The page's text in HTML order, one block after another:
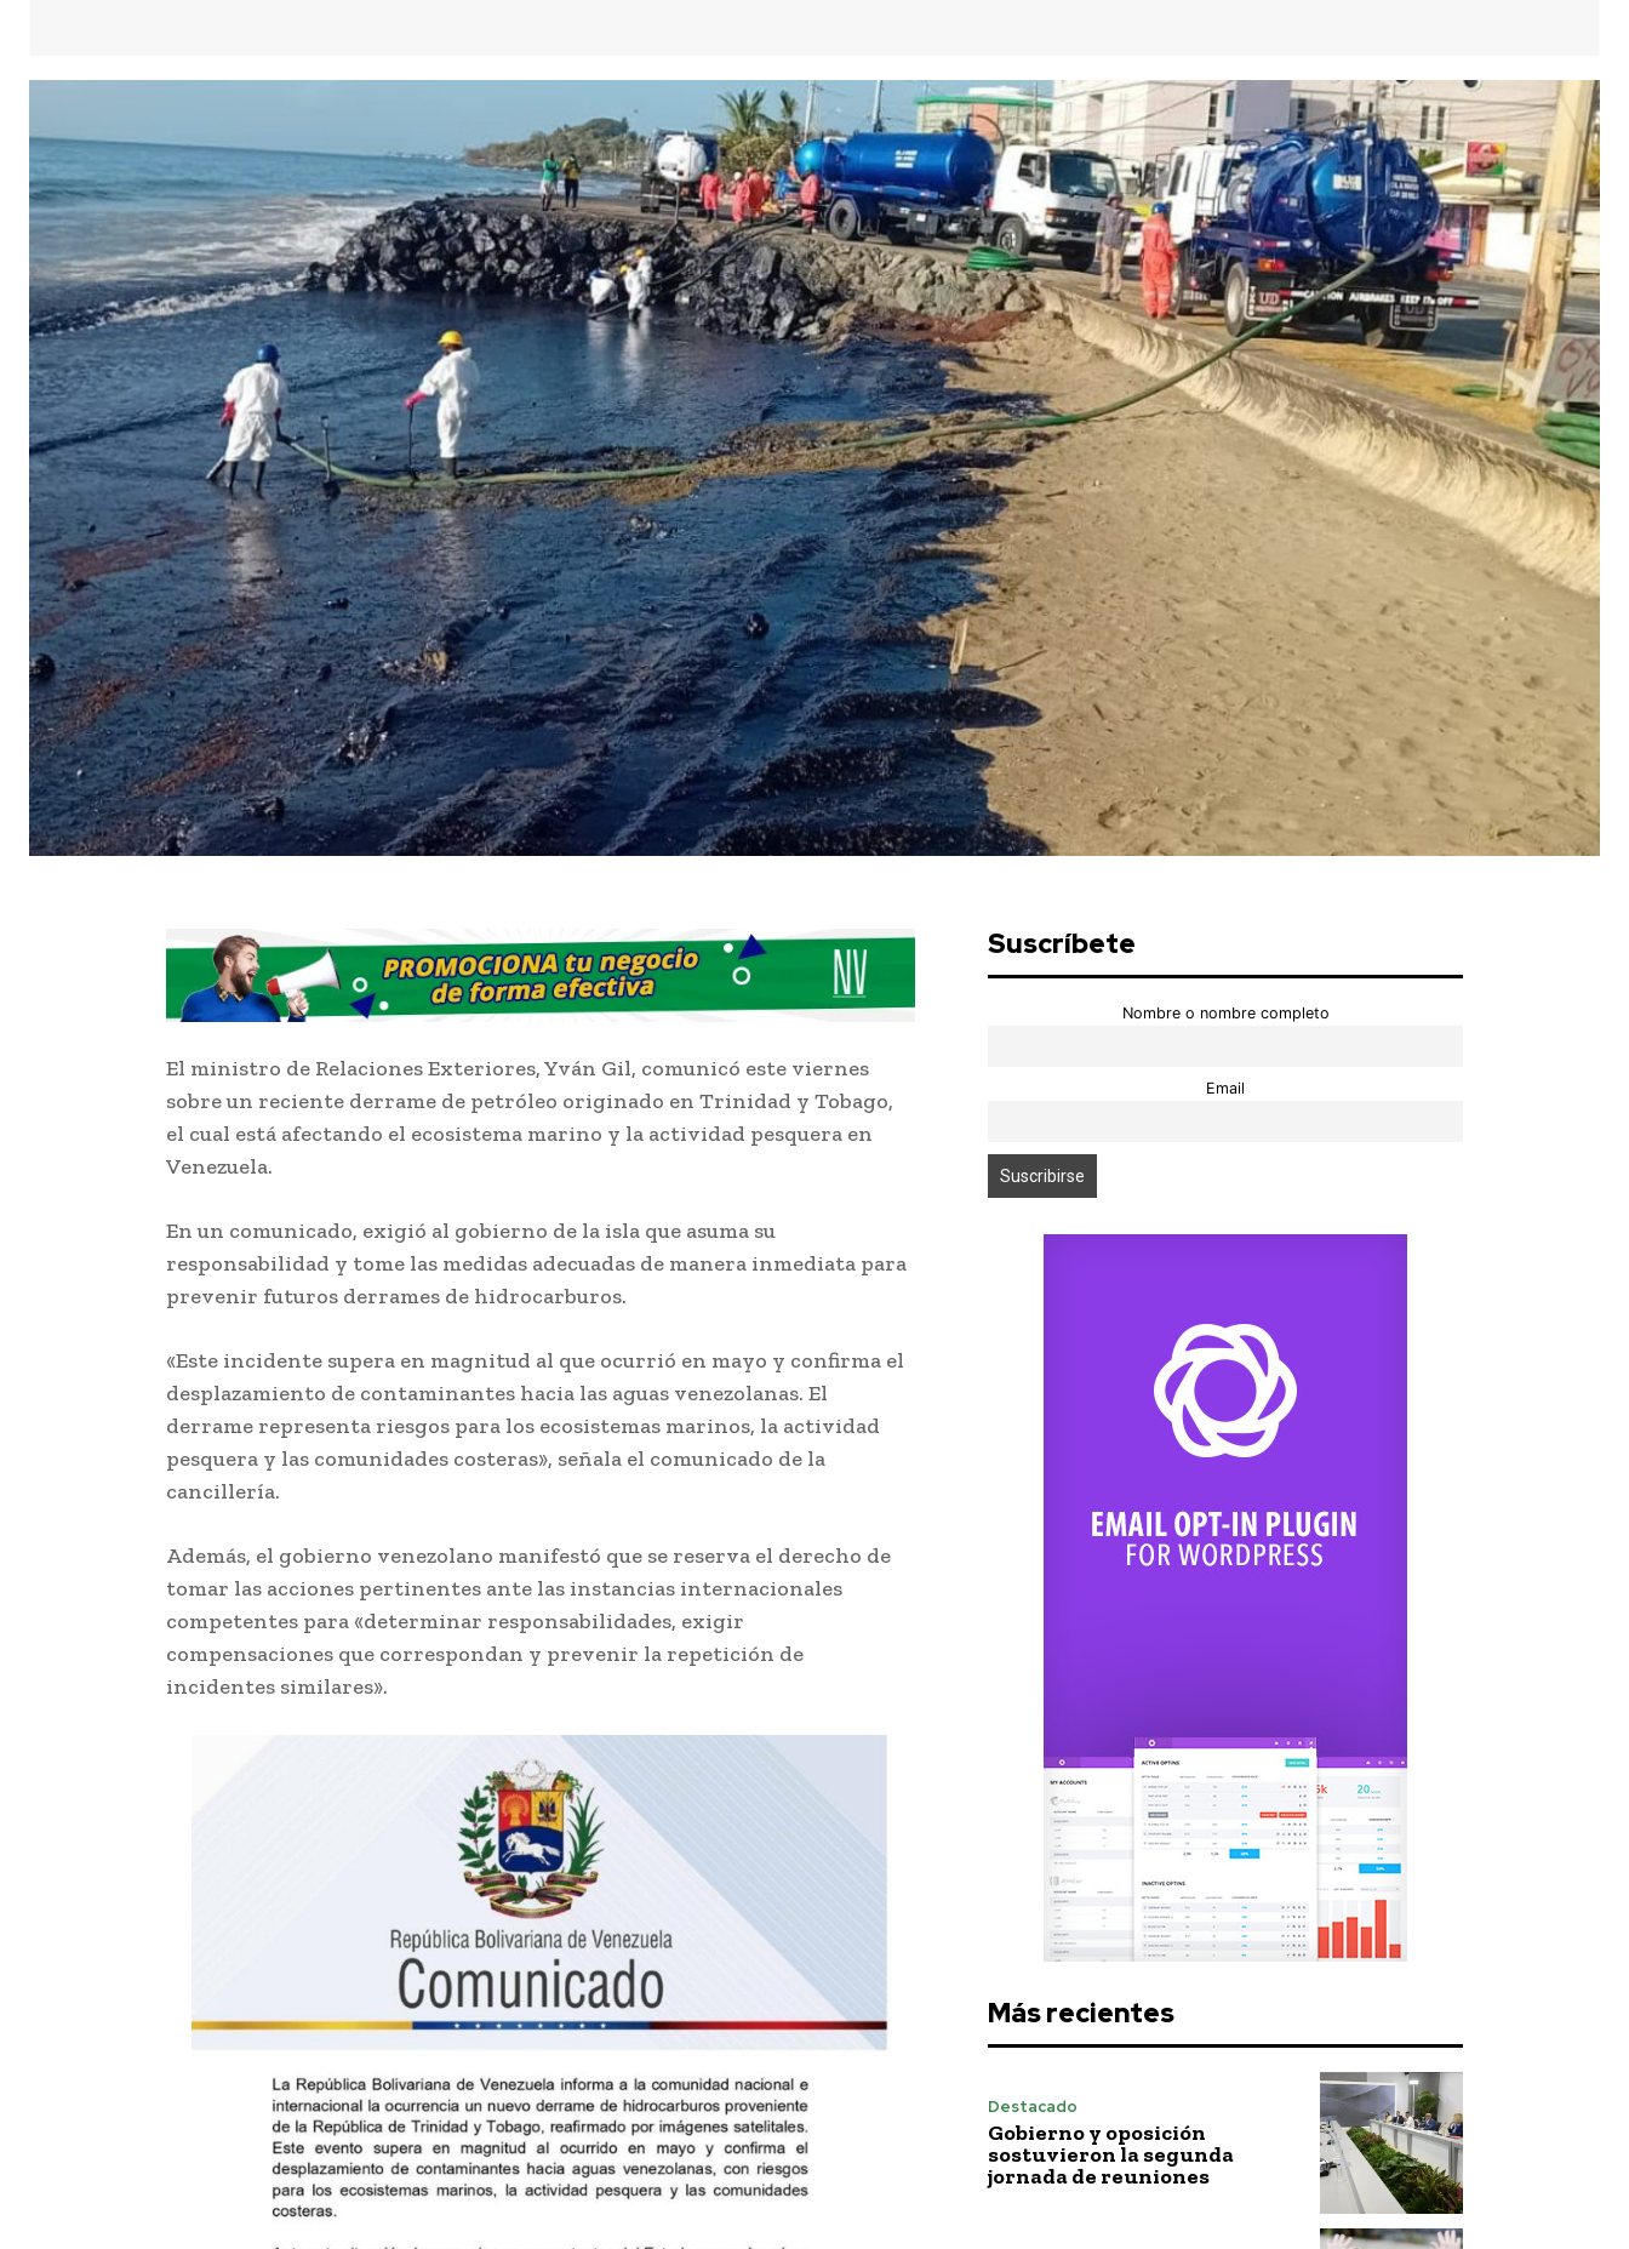
El ministro de Relaciones Exteriores, Yván Gil, comunicó este viernes
sobre un reciente derrame de petróleo originado en Trinidad y Tobago,
el cual está afectando el ecosistema marino y la actividad pesquera en
Venezuela.
En un comunicado, exigió al gobierno de la isla que asuma su
responsabilidad y tome las medidas adecuadas de manera inmediata para
prevenir futuros derrames de hidrocarburos.
«Este incidente supera en magnitud al que ocurrió en mayo y confirma el
desplazamiento de contaminantes hacia las aguas venezolanas. El
derrame representa riesgos para los ecosistemas marinos, la actividad
pesquera y las comunidades costeras», señala el comunicado de la
cancillería.
Además, el gobierno venezolano manifestó que se reserva el derecho de
tomar las acciones pertinentes ante las instancias internacionales
competentes para «determinar responsabilidades, exigir
compensaciones que correspondan y prevenir la repetición de
incidentes similares».
Suscríbete
Nombre o nombre completo
Email
Más recientes
Destacado
Gobierno y oposición
sostuvieron la segunda
jornada de reuniones